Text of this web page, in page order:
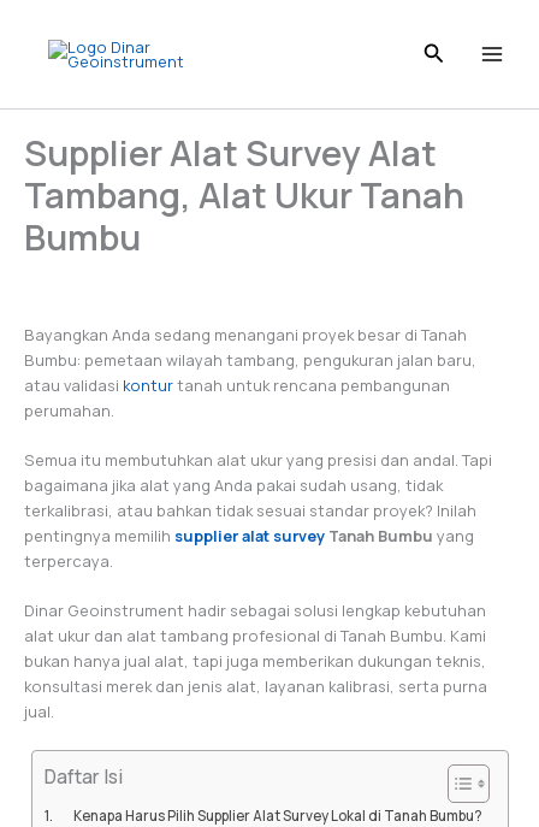
content
Supplier Alat Survey Alat
Tambang, Alat Ukur Tanah
Bumbu
Bayangkan Anda sedang menangani proyek besar di Tanah
Bumbu: pemetaan wilayah tambang, pengukuran jalan baru,
atau validasi konturtanah untuk rencana pembangunan
perumahan.
Semua itu membutuhkan alat ukur yang presisi dan andal. Tapi
bagaimana jika alat yang Anda pakai sudah usang, tidak
terkalibrasi, atau bahkan tidak sesuai standar proyek? Inilah
pentingnya memilih supplier alat survey Tanah Bumbu yang
terpercaya.
Dinar Geoinstrument hadir sebagai solusi lengkap kebutuhan
alat ukur dan alat tambang profesional di Tanah Bumbu. Kami
bukan hanya jual alat, tapi juga memberikan dukungan teknis,
konsultasi merek dan jenis alat, layanan kalibrasi, serta purna
jual.
Daftar Isi
Kenapa Harus Pilih Supplier Alat Survey Lokal di Tanah Bumbu?